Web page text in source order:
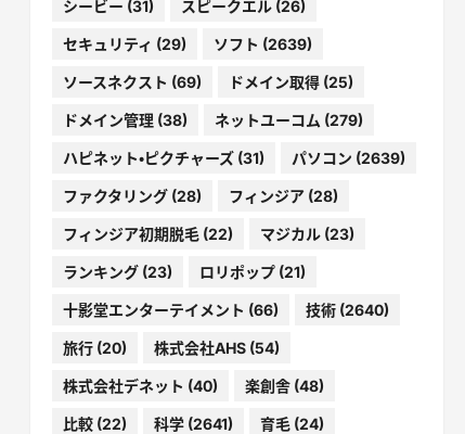
シービー (31) スピークエル(26)
セキュリティ (29) ソフト (2639)
ソースネクスト (69) ドメイン取得(25)
ドメイン管理(38) ネットユーコム (279)
ハピネット・ピクチャーズ(31) パソコン (2639)
ファクタリング(28) フィンジア(28)
フィンジア初期脱毛(22) マジカル(23)
ランキング(23) ロリポップ(21)
十影堂エンターテイメント (66) 技術(2640)
旅行(20) 株式会社AHS(54)
株式会社デネット (40) 楽創舎(48)
比較(22) 科学(2641) 育毛(24)